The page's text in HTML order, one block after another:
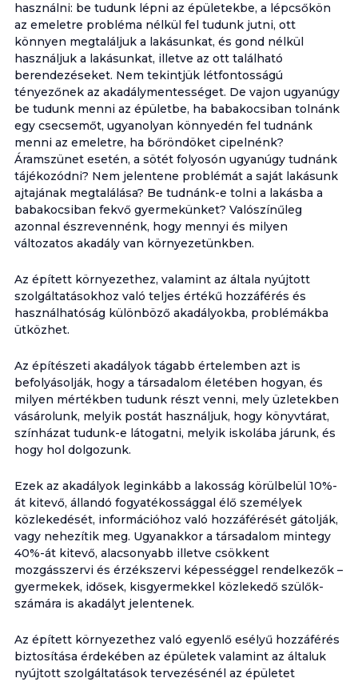
használni: be tudunk lépni az épületekbe, a lépcsőkön
az emeletre probléma nélkül fel tudunk jutni, ott
könnyen megtaláljuk a lakásunkat, és gond nélkül
használjuk a lakásunkat, illetve az ott található
berendezéseket. Nem tekintjük létfontosságú
tényezőnek az akadálymentességet. De vajon ugyanúgy
be tudunk menni az épületbe, ha babakocsiban tolnánk
egy csecsemőt, ugyanolyan könnyedén fel tudnánk
menni az emeletre, ha bőröndöket cipelnénk?
Áramszünet esetén, a sötét folyosón ugyanúgy tudnánk
tájékozódni? Nem jelentene problémát a saját lakásunk
ajtajának megtalálása? Be tudnánk-e tolni a lakásba a
babakocsiban fekvő gyermekünket? Valószínűleg
azonnal észrevennénk, hogy mennyi és milyen
változatos akadály van környezetünkben.
Az épített környezethez, valamint az általa nyújtott
szolgáltatásokhoz való teljes értékű hozzáférés és
használhatóság különböző akadályokba, problémákba
ütközhet.
Az építészeti akadályok tágabb értelemben azt is
befolyásolják, hogy a társadalom életében hogyan, és
milyen mértékben tudunk részt venni, mely üzletekben
vásárolunk, melyik postát használjuk, hogy könyvtárat,
színházat tudunk-e látogatni, melyik iskolába járunk, és
hogy hol dolgozunk.
Ezek az akadályok leginkább a lakosság körülbelül 10%-
át kitevő, állandó fogyatékossággal élő személyek
közlekedését, információhoz való hozzáférését gátolják,
vagy nehezítik meg. Ugyanakkor a társadalom mintegy
40%-át kitevő, alacsonyabb illetve csökkent
mozgásszervi és érzékszervi képességgel rendelkezők –
gyermekek, idősek, kisgyermekkel közlekedő szülők-
számára is akadályt jelentenek.
Az épített környezethez való egyenlő esélyű hozzáférés
biztosítása érdekében az épületek valamint az általuk
nyújtott szolgáltatások tervezésénél az épületet